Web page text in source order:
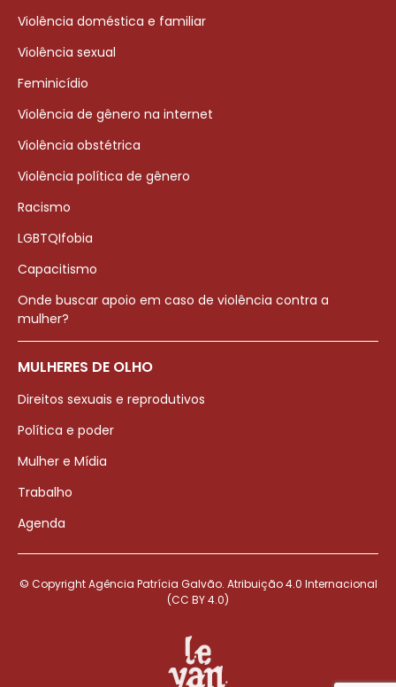
Violência doméstica e familiar
Violência sexual
Feminicídio
Violência de gênero na internet
Violência obstétrica
Violência política de gênero
Racismo
LGBTQIfobia
Capacitismo
Onde buscar apoio em caso de violência contra a
mulher?
MULHERES DE OLHO
Direitos sexuais e reprodutivos
Política e poder
Mulher e Mídia
Trabalho
Agenda
© Copyright Agência Patrícia Galvão. Atribuição 4.0 Internacional
(CC BY 4.0)